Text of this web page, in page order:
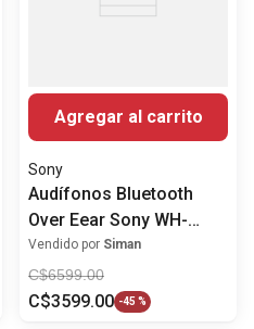
Agregar al carrito
Sony
Audífonos Bluetooth
Over Eear Sony WH-
CH720N con Noise
Cancelling
Vendido por Siman
C$6599.00
C$3599.00 -45 %